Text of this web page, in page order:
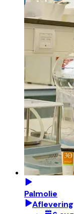
Palmolie
Aflevering